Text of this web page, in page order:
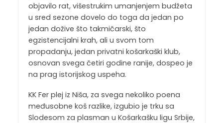
objavilo rat, višestrukim umanjenjem budžeta
u sred sezone dovelo do toga da jedan po
jedan dožive što takmičarski, što
egzistencijalni krah, ali u svom tom
propadanju, jedan privatni košarkaški klub,
osnovan svega četiri godine ranije, dospeo je
na prag istorijskog uspeha.
KK Fer plej iz Niša, za svega nekoliko poena
međusobne koš razlike, izgubio je trku sa
Slodesom za plasman u Košarkašku ligu Srbije,